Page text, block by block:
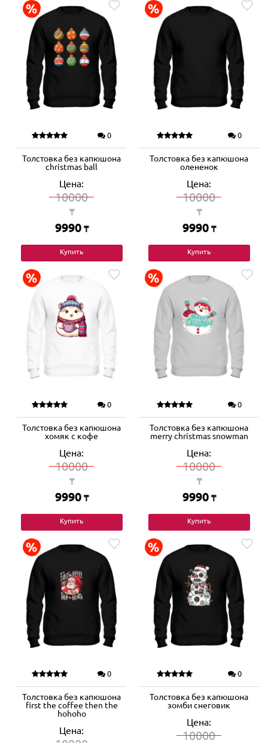
0
Толстовка без капюшона
christmas ball
Цена:
10000
₸
9990 ₸
Купить
0
Толстовка без капюшона
олененок
Цена:
10000
₸
9990 ₸
Купить
0
Толстовка без капюшона
хомяк с кофе
Цена:
10000
₸
9990 ₸
Купить
0
Толстовка без капюшона
merry christmas snowman
Цена:
10000
₸
9990 ₸
Купить
0
Толстовка без капюшона
first the coffee then the
hohoho
Цена:
0
Толстовка без капюшона
зомби снеговик
Цена:
10000